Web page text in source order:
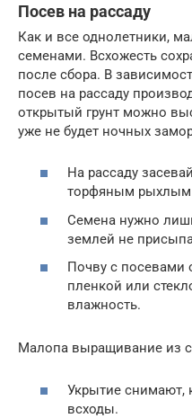
Посев на рассаду
Как и все однолетники,
семенами. Всхожесть
после сбора. В
посев на рассаду
открытый грунт можно
уже не будет ночных
На рассаду
торфяным рыхлым
Семена нужно
землей не
Почву с посевами
пленкой или
влажность.
Малопа выращивание из
Укрытие снимают,
всходы.